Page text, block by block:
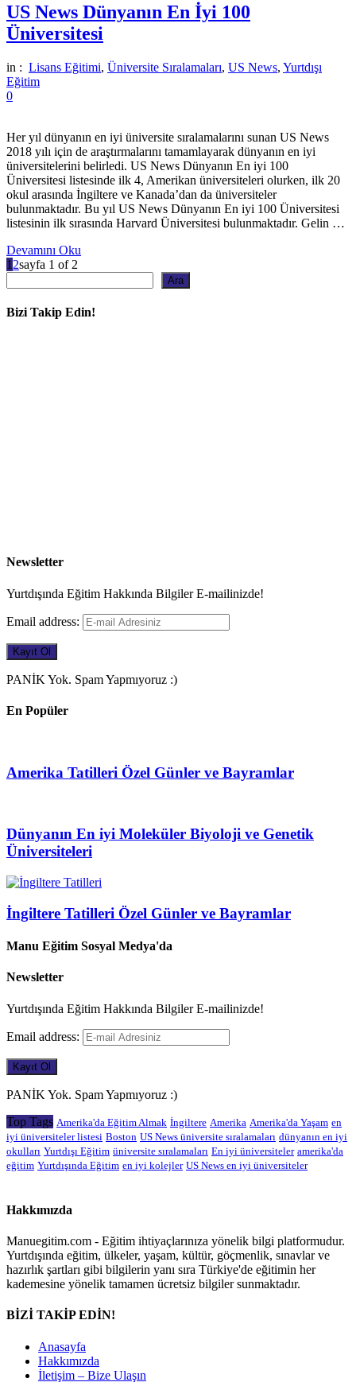
US News Dünyanın En İyi 100
Üniversitesi
in : Lisans Eğitimi, Üniversite Sıralamaları, US News, Yurtdışı
Eğitim
0
Her yıl dünyanın en iyi üniversite sıralamalarını sunan US News
2018 yılı için de araştırmalarını tamamlayarak dünyanın en iyi
üniversitelerini belirledi. US News Dünyanın En iyi 100
Üniversitesi listesinde ilk 4, Amerikan üniversiteleri olurken, ilk 20
okul arasında İngiltere ve Kanada’dan da üniversiteler
bulunmaktadır. Bu yıl US News Dünyanın En iyi 100 Üniversitesi
listesinin ilk sırasında Harvard Üniversitesi bulunmaktadır. Gelin …
Devamını Oku
1 2sayfa 1 of 2
Ara
Bizi Takip Edin!
Newsletter
Yurtdışında Eğitim Hakkında Bilgiler E-mailinizde!
Email address:
PANİK Yok. Spam Yapmıyoruz :)
En Popüler
Amerika Tatilleri Özel Günler ve Bayramlar
Dünyanın En iyi Moleküler Biyoloji ve Genetik
Üniversiteleri
İngiltere Tatilleri Özel Günler ve Bayramlar
Manu Eğitim Sosyal Medya'da
Newsletter
Yurtdışında Eğitim Hakkında Bilgiler E-mailinizde!
Email address:
PANİK Yok. Spam Yapmıyoruz :)
Top Tags Amerika'da Eğitim Almak İngiltere Amerika Amerika'da Yaşam en
iyi üniversiteler listesi Boston US News üniversite sıralamaları dünyanın en iyi
okulları Yurtdışı Eğitim üniversite sıralamaları En iyi üniversiteler amerika'da
eğitim Yurtdışında Eğitim en iyi kolejler US News en iyi üniversiteler
Hakkımızda
Manuegitim.com - Eğitim ihtiyaçlarınıza yönelik bilgi platformudur.
Yurtdışında eğitim, ülkeler, yaşam, kültür, göçmenlik, sınavlar ve
hazırlık şartları gibi bilgilerin yanı sıra Türkiye'de eğitimin her
kademesine yönelik tamamen ücretsiz bilgiler sunmaktadır.
BİZİ TAKİP EDİN!
Anasayfa
Hakkımızda
İletişim – Bize Ulaşın